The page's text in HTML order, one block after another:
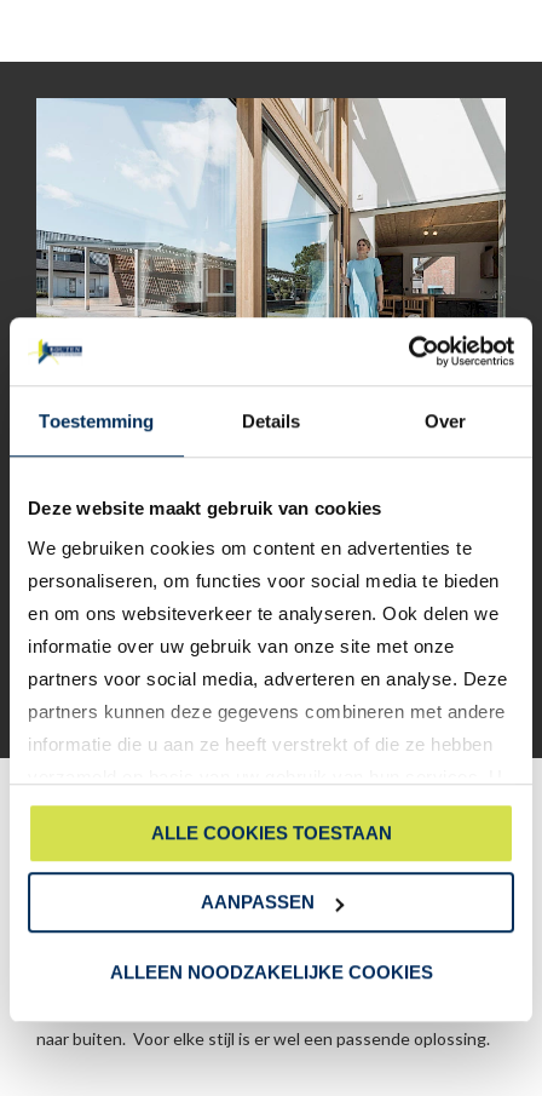
Toestemming Details Over
Deze website maakt gebruik van cookies
We gebruiken cookies om content en advertenties te
personaliseren, om functies voor social media te bieden
en om ons websiteverkeer te analyseren. Ook delen we
informatie over uw gebruik van onze site met onze
partners voor social media, adverteren en analyse. Deze
partners kunnen deze gegevens combineren met andere
informatie die u aan ze heeft verstrekt of die ze hebben
gaat akkoord met onze cookies als u onze website blijft
ALLE COOKIES TOESTAAN
AANPASSEN
ALLEEN NOODZAKELIJKE COOKIES
, onze partner voor glazen harmonicadeuren, heeft
een prachtige oplossing in huis wanneer uw voorkeur uitgaat
naar een houten harmonicadeur. Deze vouwwand bestaat uit
een aluminium constructie en is aan de binnen- en buitenzijde
voorzien van massief houten afwerking. U heeft dus de
voordelen van aluminium met de uitstraling van een houten
harmonicadeur.
Harmonicadeuren voor elke wens
Zoals hierboven al genoemd, is er een model beschikbaar dat
breed profiel of een model met een juist zo groot mogelijk
mogelijk gedeelte van de vleugels van de harmonicadeur naar
naar buiten. Voor elke stijl is er wel een passende oplossing.